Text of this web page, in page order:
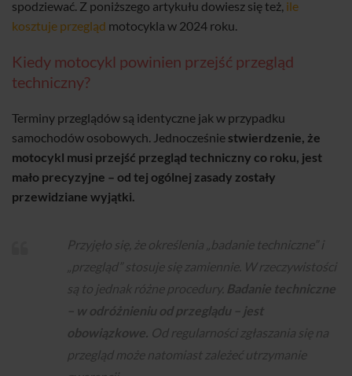
spodziewać. Z poniższego artykułu dowiesz się też, ile
kosztuje przegląd motocykla w 2024 roku.
Kiedy motocykl powinien przejść przegląd
techniczny?
Terminy przeglądów są identyczne jak w przypadku
samochodów osobowych. Jednocześnie stwierdzenie, że
motocykl musi przejść przegląd techniczny co roku, jest
mało precyzyjne – od tej ogólnej zasady zostały
przewidziane wyjątki.
Przyjęło się, że określenia „badanie techniczne” i
„przegląd” stosuje się zamiennie. W rzeczywistości
są to jednak różne procedury. Badanie techniczne
– w odróżnieniu od przeglądu – jest
obowiązkowe. Od regularności zgłaszania się na
przegląd może natomiast zależeć utrzymanie